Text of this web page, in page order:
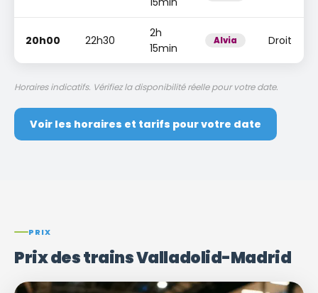
20h00 22h30
2h
15min
Alvia Droit
Horaires indicatifs. Vérifiez la disponibilité réelle pour votre date.
Voir les horaires et tarifs pour votre date
PRIX
Prix ​​des trains Valladolid-Madrid